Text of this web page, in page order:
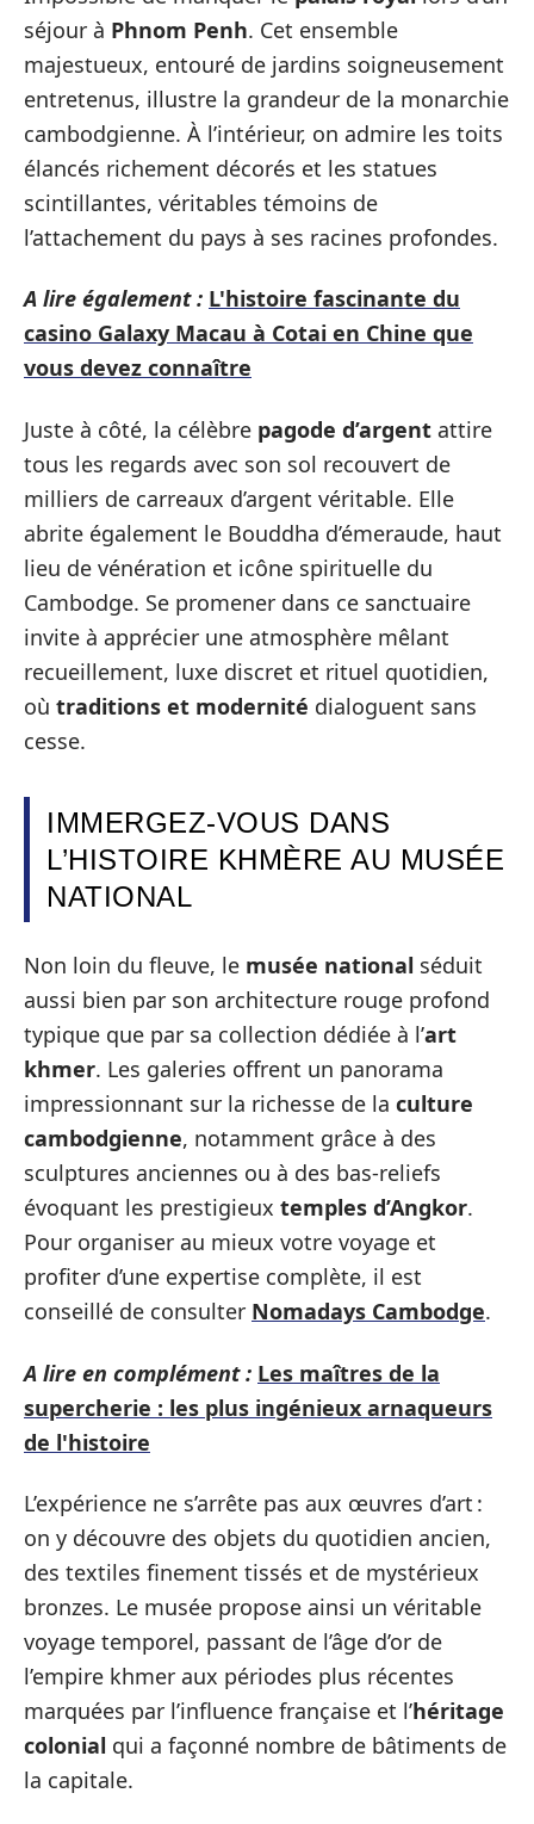
séjour à Phnom Penh. Cet ensemble
majestueux, entouré de jardins soigneusement
entretenus, illustre la grandeur de la monarchie
cambodgienne. À l’intérieur, on admire les toits
élancés richement décorés et les statues
scintillantes, véritables témoins de
l’attachement du pays à ses racines profondes.
A lire également : L'histoire fascinante du
casino Galaxy Macau à Cotai en Chine que
vous devez connaître
Juste à côté, la célèbre pagode d’argent attire
tous les regards avec son sol recouvert de
milliers de carreaux d’argent véritable. Elle
abrite également le Bouddha d’émeraude, haut
lieu de vénération et icône spirituelle du
Cambodge. Se promener dans ce sanctuaire
invite à apprécier une atmosphère mêlant
recueillement, luxe discret et rituel quotidien,
où traditions et modernité dialoguent sans
cesse.
IMMERGEZ-VOUS DANS
L’HISTOIRE KHMÈRE AU MUSÉE
NATIONAL
Non loin du fleuve, le musée national séduit
aussi bien par son architecture rouge profond
typique que par sa collection dédiée à l’art
khmer. Les galeries offrent un panorama
impressionnant sur la richesse de la culture
cambodgienne, notamment grâce à des
sculptures anciennes ou à des bas-reliefs
évoquant les prestigieux temples d’Angkor.
Pour organiser au mieux votre voyage et
profiter d’une expertise complète, il est
conseillé de consulter Nomadays Cambodge.
A lire en complément : Les maîtres de la
supercherie : les plus ingénieux arnaqueurs
de l'histoire
L’expérience ne s’arrête pas aux œuvres d’art :
on y découvre des objets du quotidien ancien,
des textiles finement tissés et de mystérieux
bronzes. Le musée propose ainsi un véritable
voyage temporel, passant de l’âge d’or de
l’empire khmer aux périodes plus récentes
marquées par l’influence française et l’héritage
colonial qui a façonné nombre de bâtiments de
la capitale.